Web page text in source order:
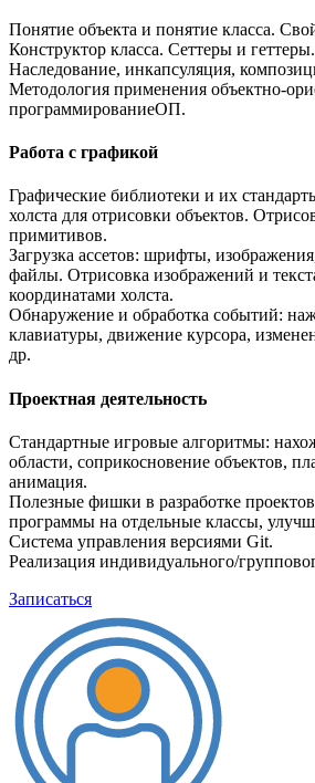
Понятие объекта и понятие класса.
Конструктор класса. Сеттеры и геттеры.
Наследование, инкапсуляция,
Методология применения объектно-
программированиеОП.
Работа с графикой
Графические библиотеки и их
холста для отрисовки объектов.
примитивов.
Загрузка ассетов: шрифты,
файлы. Отрисовка изображений и
координатами холста.
Обнаружение и обработка событий:
клавиатуры, движение курсора,
др.
Проектная деятельность
Стандартные игровые алгоритмы:
области, соприкосновение объектов,
анимация.
Полезные фишки в разработке
программы на отдельные классы,
Система управления версиями Git.
Реализация индивидуального/
Записаться